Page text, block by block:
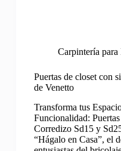
Carpintería
Puertas de closet con
de Venetto
Transforma tus
Funcionalidad:
Corredizo Sd15 y
“Hágalo en Casa”, el